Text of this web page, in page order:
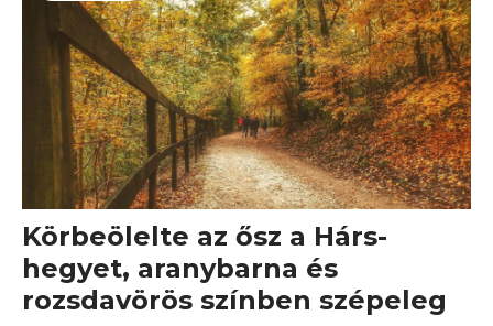
Körbeölelte az ősz a Hárs-
hegyet, aranybarna és
rozsdavörös színben szépeleg